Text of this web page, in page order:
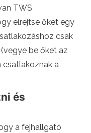
TWS
elrejtse őket egy
csak
be őket az
csatlakoznak a
és
a fejhallgató